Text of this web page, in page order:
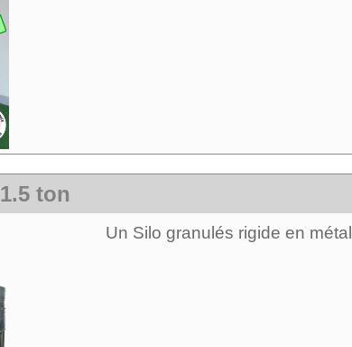
ton
Un Silo granulés rigide en